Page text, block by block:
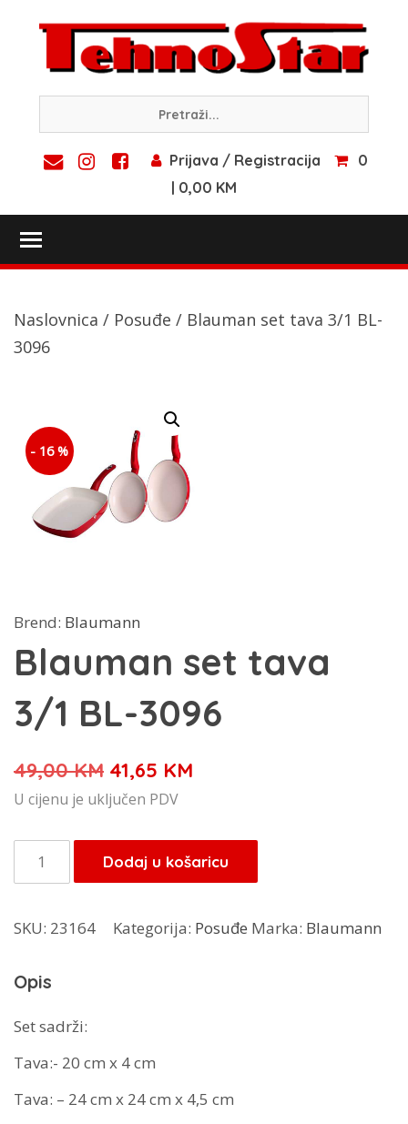
content
Prijava / Registracija
0
| 0,00 KM
Naslovnica / Posuđe / Blauman set tava 3/1 BL-
3096
- 16 %
Brend: Blaumann
Blauman set tava
3/1 BL-3096
49,00KM Izvorna
cijena
je:
49,00 KM.
41,65 KM
41,65 KM.
U cijenu je uključen PDV
Blauman
set
3/1
3096
količina
Dodaj u košaricu
SKU: 23164 Kategorija: Posuđe Marka: Blaumann
Opis
Set sadrži:
Tava:- 20 cm x 4 cm
Tava: – 24 cm x 24 cm x 4,5 cm